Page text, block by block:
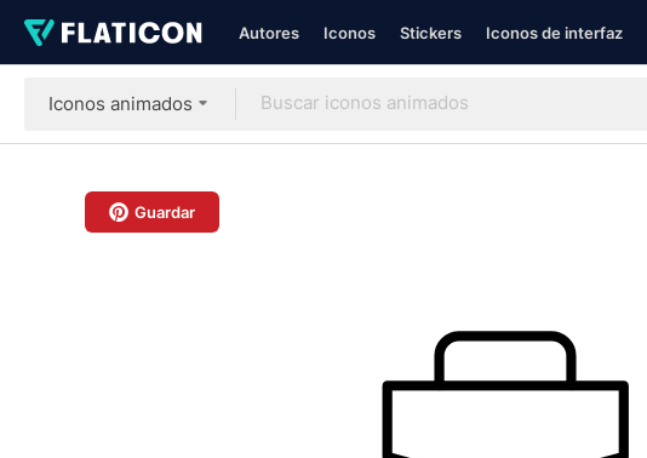
Autores Iconos Stickers Iconos de interfaz
Iconos animados
Guardar